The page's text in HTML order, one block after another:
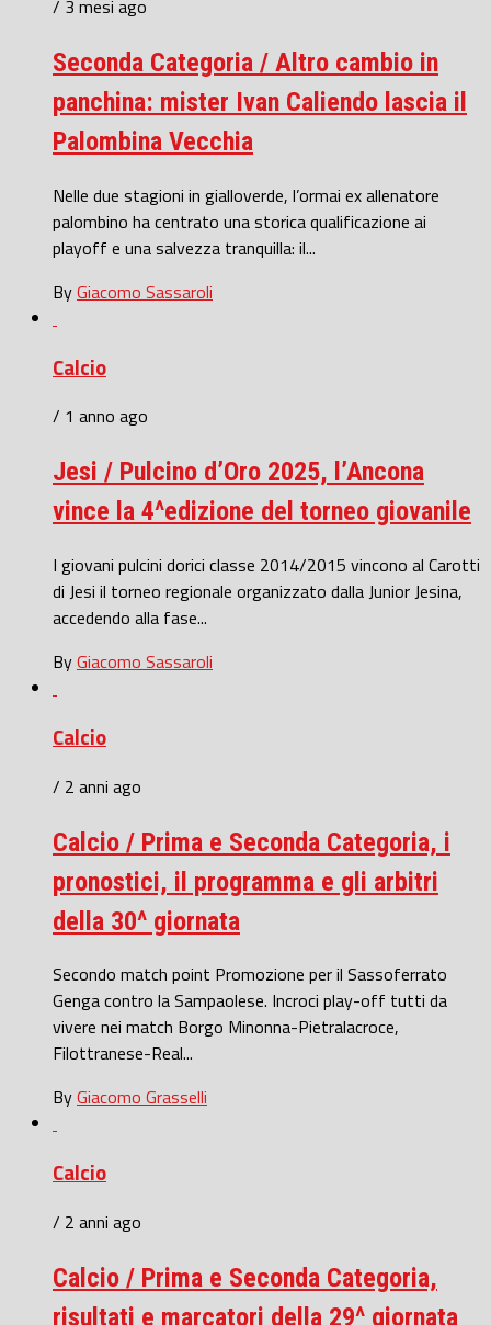
/ 3 mesi ago
Seconda Categoria / Altro cambio in
panchina: mister Ivan Caliendo lascia il
Palombina Vecchia
Nelle due stagioni in gialloverde, l’ormai ex allenatore
palombino ha centrato una storica qualificazione ai
playoff e una salvezza tranquilla: il...
ByGiacomo Sassaroli
Calcio
/ 1 anno ago
Jesi / Pulcino d’Oro 2025, l’Ancona
vince la 4^edizione del torneo giovanile
I giovani pulcini dorici classe 2014/2015 vincono al Carotti
di Jesi il torneo regionale organizzato dalla Junior Jesina,
accedendo alla fase...
ByGiacomo Sassaroli
Calcio
/ 2 anni ago
Calcio / Prima e Seconda Categoria, i
pronostici, il programma e gli arbitri
della 30^ giornata
Secondo match point Promozione per il Sassoferrato
Genga contro la Sampaolese. Incroci play-off tutti da
vivere nei match Borgo Minonna-Pietralacroce,
Filottranese-Real...
ByGiacomo Grasselli
Calcio
/ 2 anni ago
Calcio / Prima e Seconda Categoria,
risultati e marcatori della 29^ giornata